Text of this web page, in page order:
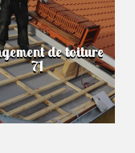
de toiture
71